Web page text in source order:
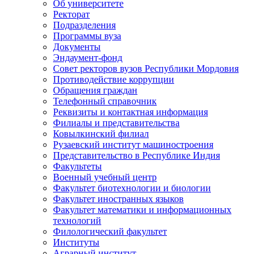
Об университете
Ректорат
Подразделения
Программы вуза
Документы
Эндаумент-фонд
Совет ректоров вузов Республики Мордовия
Противодействие коррупции
Обращения граждан
Телефонный справочник
Реквизиты и контактная информация
Филиалы и представительства
Ковылкинский филиал
Рузаевский институт машиностроения
Представительство в Республике Индия
Факультеты
Военный учебный центр
Факультет биотехнологии и биологии
Факультет иностранных языков
Факультет математики и информационных
технологий
Филологический факультет
Институты